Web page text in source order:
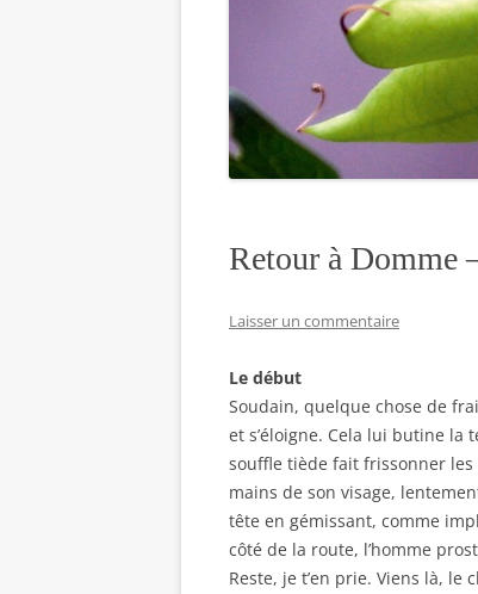
Retour à Domme
Laisser un commentaire
Le début
Soudain, quelque chose de
et s’éloigne. Cela lui butine la
souffle tiède fait frissonner les
mains de son visage,
tête en gémissant, comme
côté de la route, l’homme
Reste, je t’en prie. Viens là, le